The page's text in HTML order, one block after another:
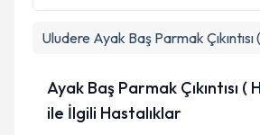
Takvim Talebini
Uludere Ayak Baş Parmak
Ayak Baş Parmak Çıkıntısı (
ile İlgili Hastalıklar